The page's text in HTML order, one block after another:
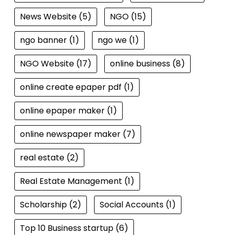
News Website(5) NGO(15)
ngo banner(1) ngo we(1)
NGO Website(17) online business(8)
online create epaper pdf (1)
online epaper maker(1)
online newspaper maker(7)
real estate(2)
Real Estate Management (1)
Scholarship(2) Social Accounts(1)
Top 10 Business startup(6)